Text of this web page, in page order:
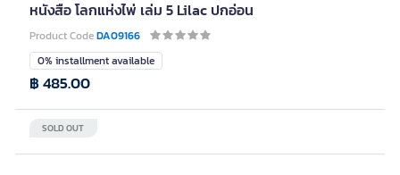
หนังสือ โลกแห่งไพ่ เล่ม 5 Lilac ปกอ่อน
Product CodeDA09166
0% installment available
SOLD OUT
฿ 485.00